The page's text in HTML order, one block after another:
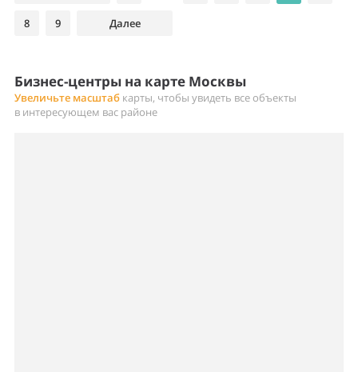
8 9 Далее
Бизнес-центры на карте Москвы
Увеличьте масштаб карты, чтобы увидеть все объекты
в интересующем вас районе